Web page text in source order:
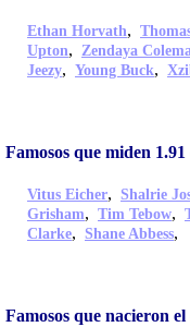
Ethan Horvath,
Upton, Zendaya
Jeezy, Young Buck,
Famosos que miden
Vitus Eicher, Shalrie
Grisham, Tim Tebow,
Clarke, Shane Abbess,
Famosos que nacieron